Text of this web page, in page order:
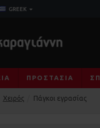
GREEK
ΠΡΟΣΤΑΣΊΑ
Χειρός Πάγκοι εγρασίας